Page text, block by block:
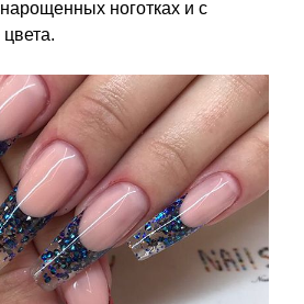
ноготках и с